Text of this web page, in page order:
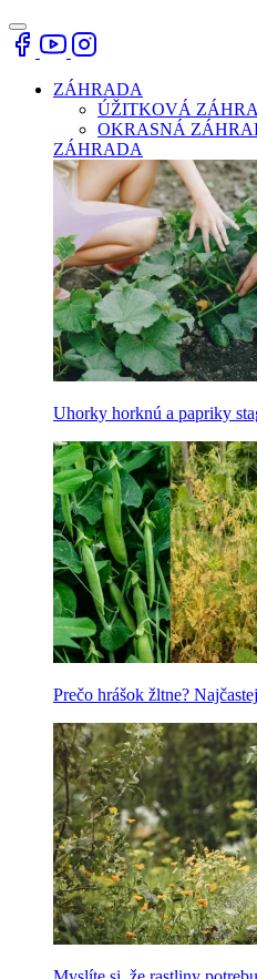
ZÁHRADA
ÚŽITKOVÁ
OKRASNÁ
ZÁHRADA
Uhorky horknú a papriky
Prečo hrášok žltne?